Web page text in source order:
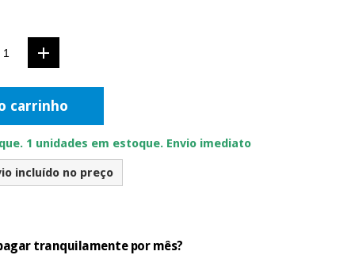
carrinho
1 unidades em estoque. Envio imediato
incluído no preço
tranquilamente por mês?